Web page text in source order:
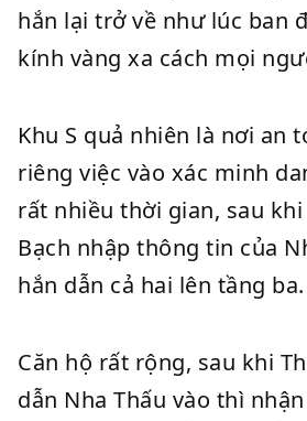
hắn lại trở về như lúc ban
kính vàng xa cách mọi
Khu S quả nhiên là nơi an
riêng việc vào xác minh
rất nhiều thời gian, sau
Bạch nhập thông tin của
hắn dẫn cả hai lên tầng ba.
Căn hộ rất rộng, sau khi
dẫn Nha Thấu vào thì